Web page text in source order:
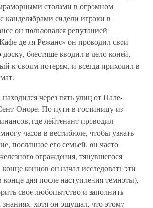
столами в огромном
канделябрами сидели игроки в
он пользовался репутацией
де ля Режанс» он проводил свои
блестяще вводил в дело коней,
к своим потерям, и всегда приходил в
через пять улиц от Пале-
Оноре. По пути в гостиницу из
где лейтенант проводил
часов в вестибюле, чтобы узнать
посланное его семьей, он часто
ограждения, тянувшегося
концов он начал исследовать эти
конце дня после наступления темноты),
свое любопытство и заполнить
хотя он ощущал, что этому